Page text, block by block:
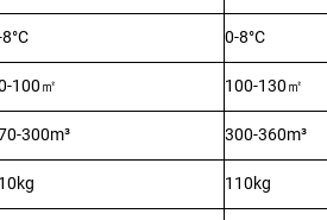
0-8°C
100 ㎡ 100-130 ㎡
300m³ 300-360m³
110kg